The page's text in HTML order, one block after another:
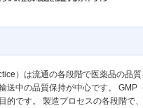
）は流通の各段階で医薬品の品
送中の品質保持が中心です。
的です。 製造プロセスの各段階で